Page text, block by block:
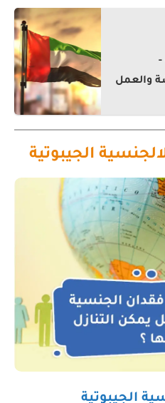
-
والعمل
الجيبوتية
الجيبوتية